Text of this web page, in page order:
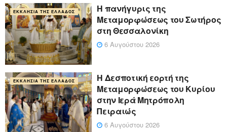
ΕΚΚΛΗΣΊΑ ΤΗΣ ΕΛΛΆΔΟΣ
Η πανήγυρις της
Μεταμορφώσεως του Σωτήρος
στη Θεσσαλονίκη
6 Αυγούστου 2026
ΕΚΚΛΗΣΊΑ ΤΗΣ ΕΛΛΆΔΟΣ
Η Δεσποτική εορτή της
Μεταμορφώσεως του Κυρίου
στην Ιερά Μητρόπολη
Πειραιώς
6 Αυγούστου 2026